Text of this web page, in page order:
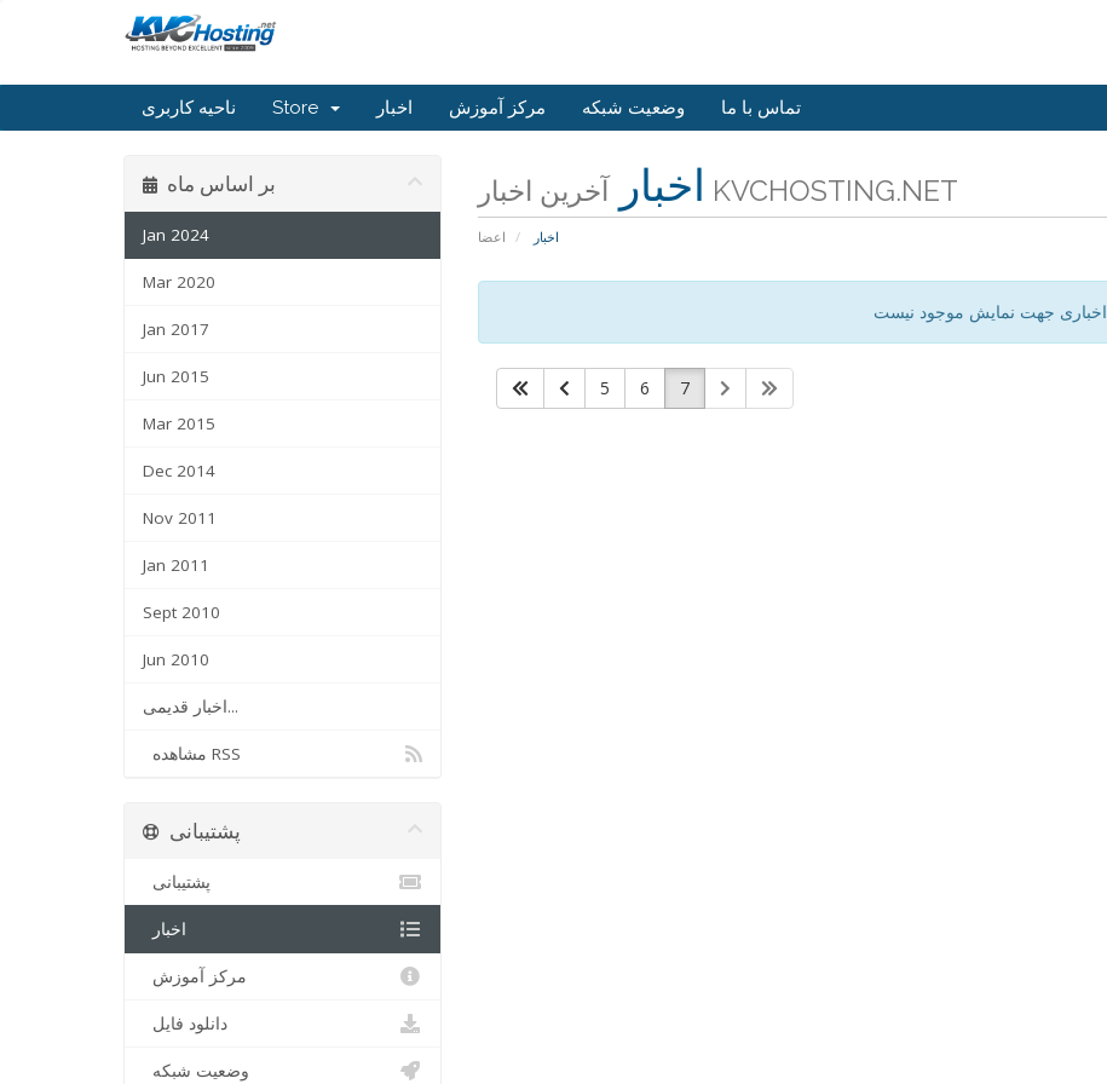
ناحیه کاربری Store اخبار مرکز آموزش وضعیت شبکه تماس با ما
اخبار آخرین اخبار KVCHOSTING.NET
اعضا اخبار
بر اساس ماه
Jan 2024
Mar 2020
Jan 2017
Jun 2015
Mar 2015
Dec 2014
Nov 2011
Jan 2011
Sept 2010
Jun 2010
اخبار قدیمی...
مشاهده RSS
اخباری جهت نمایش موجود نیست
5 6 7
پشتیبانی
پشتیبانی
اخبار
مرکز آموزش
دانلود فایل
وضعیت شبکه